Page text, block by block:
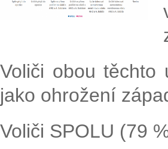
Voliči obou těchto
jako ohrožení
Voliči SPOLU (79